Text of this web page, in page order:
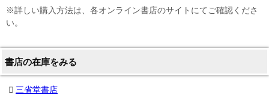
※詳しい購入方法は、各オンライン書店のサイトにてご確認くださ
い。
書店の在庫をみる
三省堂書店